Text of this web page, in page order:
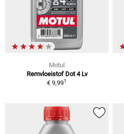
Motul
Remvloeistof Dot 4 Lv
€ 9,991